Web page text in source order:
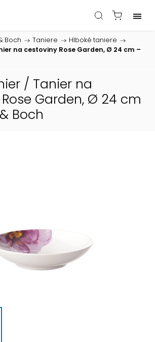
Boch / Taniere / Hlboké taniere /
na cestoviny Rose Garden, Ø 24 cm –
/ Tanier na
Garden, Ø 24 cm
Boch